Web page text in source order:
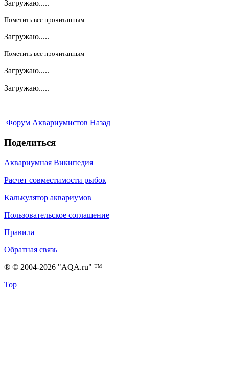
Загружаю.....
Пометить все прочитанным
Загружаю.....
Пометить все прочитанным
Загружаю.....
Загружаю.....
Форум Аквариумистов Назад
Поделиться
Аквариумная Википедия
Расчет совместимости рыбок
Калькулятор аквариумов
Пользовательское соглашение
Правила
Обратная связь
® © 2004-2026 "AQA.ru" ™
Top